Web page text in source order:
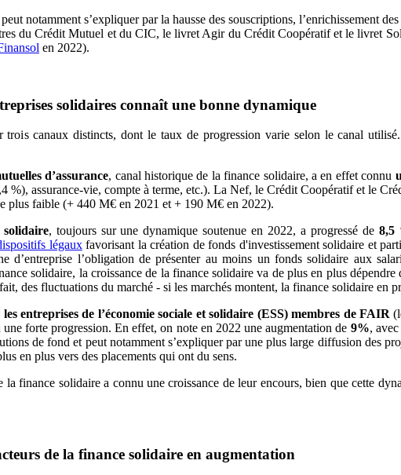
notamment s’expliquer par la hausse des souscriptions, l’enrichissement
du Crédit Mutuel et du CIC, le livret Agir du Crédit Coopératif et le livret
en 2022).
solidaires connaît une bonne dynamique
trois canaux distincts, dont le taux de progression varie selon le canal
d’assurance, canal historique de la finance solidaire, a en effet connu
%), assurance-vie, compte à terme, etc.). La Nef, le Crédit Coopératif et le
plus faible (+ 440 M€ en 2021 et + 190 M€ en 2022).
solidaire, toujours sur une dynamique soutenue en 2022, a progressé de 8,5
légauxfavorisant la création de fonds d'investissement solidaire et
d’entreprise l’obligation de présenter au moins un fonds solidaire aux
solidaire, la croissance de la finance solidaire va de plus en plus
des fluctuations du marché - si les marchés montent, la finance solidaire en
entreprises de l’économie sociale et solidaire (ESS) membres de FAIR
forte progression. En effet, on note en 2022 une augmentation de 9%, avec
de fond et peut notamment s’expliquer par une plus large diffusion des
en plus vers des placements qui ont du sens.
la finance solidaire a connu une croissance de leur encours, bien que cette
de la finance solidaire en augmentation